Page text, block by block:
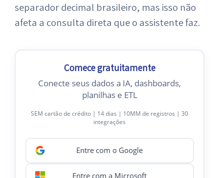
separador decimal brasileiro, mas isso não
afeta a consulta direta que o assistente faz.
Comece gratuitamente
Conecte seus dados a IA, dashboards,
planilhas e ETL
SEM cartão de crédito | 14 dias | 10MM de registros | 30
integrações
Entre com o Google
Entre com a Microsoft